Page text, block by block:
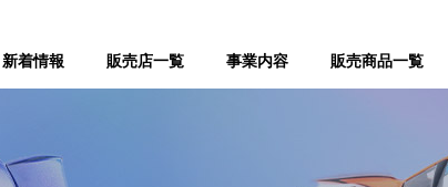
新着情報 販売店一覧 事業内容 販売商品一覧